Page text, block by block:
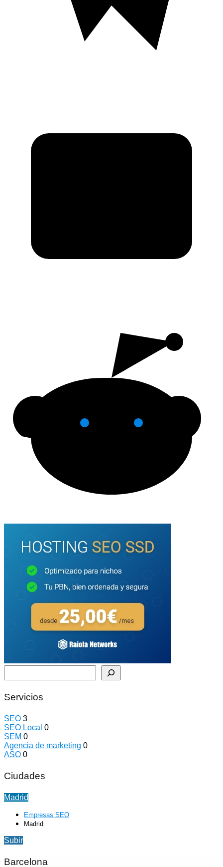
Servicios
SEO 3
SEO Local 0
SEM 0
Agencia de marketing 0
ASO 0
Ciudades
Madrid
Empresas SEO
Madrid
Subir
Barcelona